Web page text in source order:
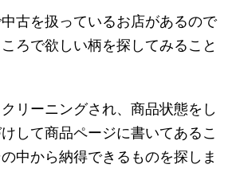
古を扱っているお店があるので
ろで欲しい柄を探してみること
リーニングされ、商品状態をし
して商品ページに書いてあるこ
中から納得できるものを探しま